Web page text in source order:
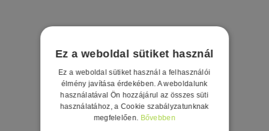
Ez a weboldal sütiket használ
Ez a weboldal sütiket használ a felhasználói
élmény javítása érdekében. A weboldalunk
használatával Ön hozzájárul az összes süti
használatához, a Cookie szabályzatunknak
megfelelően. Bővebben